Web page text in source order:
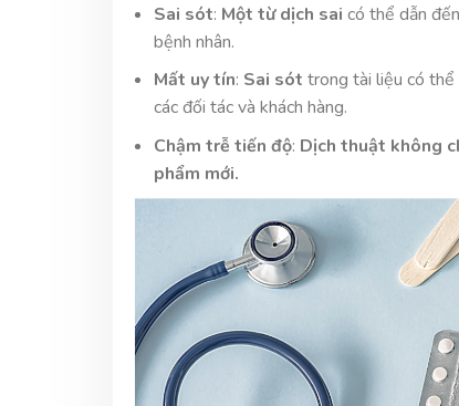
Sai sót: Một từ dịch sai có thể dẫn đến
bệnh nhân.
Mất uy tín: Sai sót trong tài liệu có thể
các đối tác và khách hàng.
Chậm trễ tiến độ: Dịch thuật không
phẩm mới.